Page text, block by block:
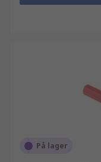
På lager